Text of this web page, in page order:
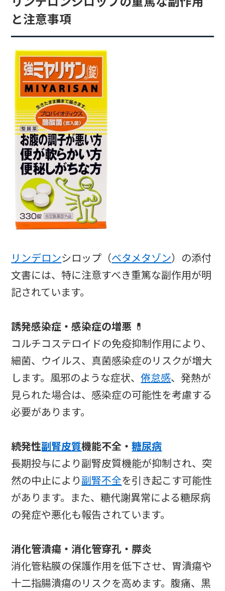
と注意事項
リンデロンシロップ（ベタメタゾン）の添付
文書には、特に注意すべき重篤な副作用が明
記されています。
誘発感染症・感染症の増悪 💊
コルチコステロイドの免疫抑制作用により、
細菌、ウイルス、真菌感染症のリスクが増大
します。風邪のような症状、倦怠感、発熱が
見られた場合は、感染症の可能性を考慮する
必要があります。
続発性副腎皮質機能不全・糖尿病
長期投与により副腎皮質機能が抑制され、突
然の中止により副腎不全を引き起こす可能性
があります。また、糖代謝異常による糖尿病
の発症や悪化も報告されています。
消化管潰瘍・消化管穿孔・膵炎
消化管粘膜の保護作用を低下させ、胃潰瘍や
十二指腸潰瘍のリスクを高めます。腹痛、黒